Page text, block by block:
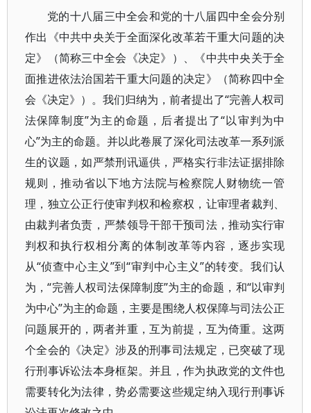
党的十八届三中全会和党的十八届四中全会分别
作出《中共中央关于全面深化改革若干重大问题的决
定》（简称三中全会《决定》）、《中共中央关于全
面推进依法治国若干重大问题的决定》（简称四中全
会《决定》）。我们归纳为，前者提出了“完善人权司
法保障制度”为主的命题，后者提出了“以审判为中
心”为主的命题。并以此卷展了深化司法改革一系列派
生的议题，如严禁刑讯逼供，严格实行非法证据排除
规则，推动省以下地方法院与检察院人财物统一管
理，独立公正行使审判权和检察权，让审理者裁判、
由裁判者负责，严禁领导干部干预司法，推动实行审
判权和执行权相分离的体制改革等内容，逐步实现
从“侦查中心主义”到“审判中心主义”的转变。我们认
为，“完善人权司法保障制度”为主的命题，和“以审判
为中心”为主的命题，主要是围绕人权保障与司法公正
问题展开的，两者并重，互为前提，互为倚重。这两
个全会的《决定》涉及的刑事司法规定，已突破了现
行刑事诉讼法本身框架。并且，作为执政党的文件也
需要转化为法律，势必需要这些规定纳入现行刑事诉